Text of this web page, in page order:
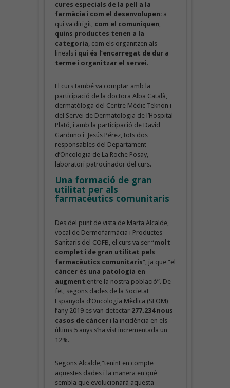
cures especials de la pell a la
farmàcia i com el desenvolupen: a
qui va dirigit, com el comuniquen,
quins productes tenen a la
categoria, com els organitzen als
lineals i qui és l’encarregat de dur a
termei organitzar el servei.
El curs també va comptar amb la
participació de la doctora Alba Català,
dermatòloga del Centre Mèdic Teknon i
del Servei de Dermatologia de l’Hospital
Plató, i amb la participació de David
Garduño i Jesús Pérez, tots dos
responsables del Departament
d’Oncologia de La Roche Posay,
laboratori patrocinador del curs.
Una formació de gran
utilitat per als
farmacèutics comunitaris
Des del punt de vista de Marta Alcalde,
vocal de Dermofarmàcia i Productes
Sanitaris del COFB, el curs va ser “molt
complet i de gran utilitat pels
farmacèutics comunitaris“, ja que “el
càncer és una patologia en
augment entre la nostra població”. De
fet, segons dades de la Societat
Espanyola d’Oncologia Mèdica (SEOM)
l’any 2019 es van detectar277.234 nous
casos de cànceri la incidència en els
últims 5 anys s’ha vist incrementada un
12%.
Segons Alcalde,”tenint en compte
aquestes dades i la manera en què
sembla que evolucionarà aquesta